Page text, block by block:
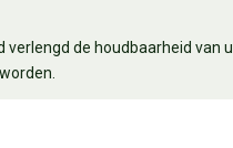
verlengd de houdbaarheid van